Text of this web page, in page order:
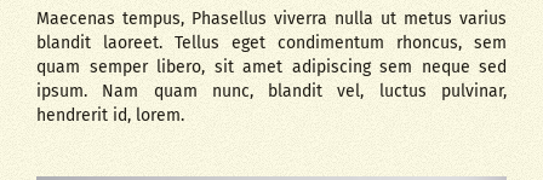
Maecenas tempus, Phasellus viverra nulla ut metus varius
blandit laoreet. Tellus eget condimentum rhoncus, sem
quam semper libero, sit amet adipiscing sem neque sed
ipsum. Nam quam nunc, blandit vel, luctus pulvinar,
hendrerit id, lorem.